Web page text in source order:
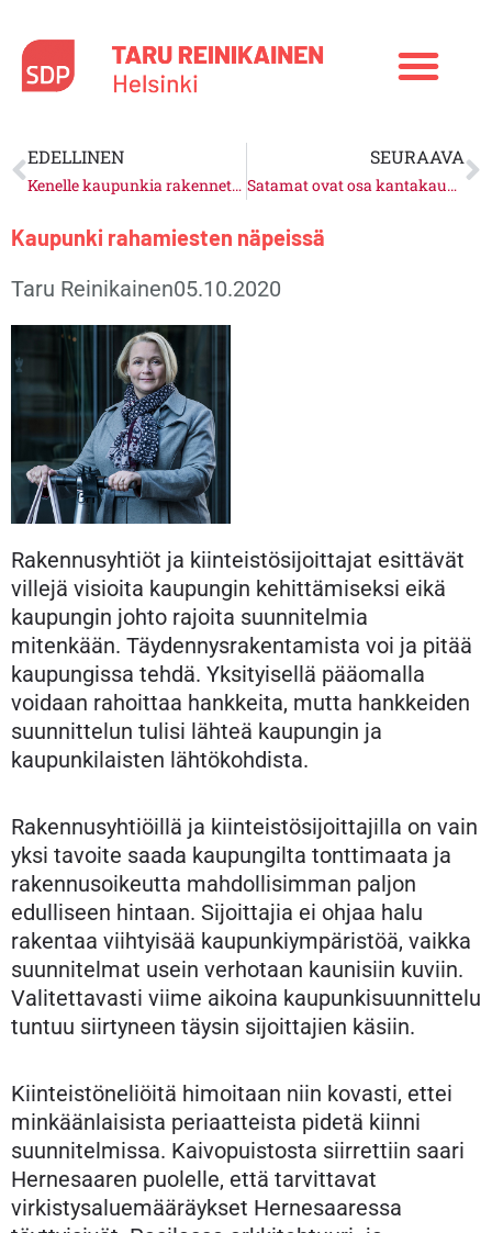
sisältöön
Prev
EDELLINEN
Kenelle kaupunkia rakennetaan?
SEURAAVA
Satamat ovat osa kantakaupunkiamme
Kaupunki rahamiesten näpeissä
Taru Reinikainen05.10.2020
Rakennusyhtiöt ja kiinteistösijoittajat esittävät
villejä visioita kaupungin kehittämiseksi eikä
kaupungin johto rajoita suunnitelmia
mitenkään. Täydennysrakentamista voi ja pitää
kaupungissa tehdä. Yksityisellä pääomalla
voidaan rahoittaa hankkeita, mutta hankkeiden
suunnittelun tulisi lähteä kaupungin ja
kaupunkilaisten lähtökohdista.
Rakennusyhtiöillä ja kiinteistösijoittajilla on vain
yksi tavoite saada kaupungilta tonttimaata ja
rakennusoikeutta mahdollisimman paljon
edulliseen hintaan. Sijoittajia ei ohjaa halu
rakentaa viihtyisää kaupunkiympäristöä, vaikka
suunnitelmat usein verhotaan kaunisiin kuviin.
Valitettavasti viime aikoina kaupunkisuunnittelu
tuntuu siirtyneen täysin sijoittajien käsiin.
Kiinteistöneliöitä himoitaan niin kovasti, ettei
minkäänlaisista periaatteista pidetä kiinni
suunnitelmissa. Kaivopuistosta siirrettiin saari
Hernesaaren puolelle, että tarvittavat
virkistysaluemääräykset Hernesaaressa